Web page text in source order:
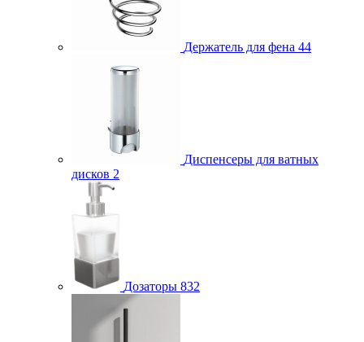
Держатель для фена 44
Диспенсеры для ватных
дисков 2
Дозаторы 832